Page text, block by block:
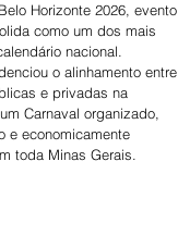
Horizonte 2026, evento
como um dos mais
nacional.
o alinhamento entre
e privadas na
Carnaval organizado,
e economicamente
toda Minas Gerais.